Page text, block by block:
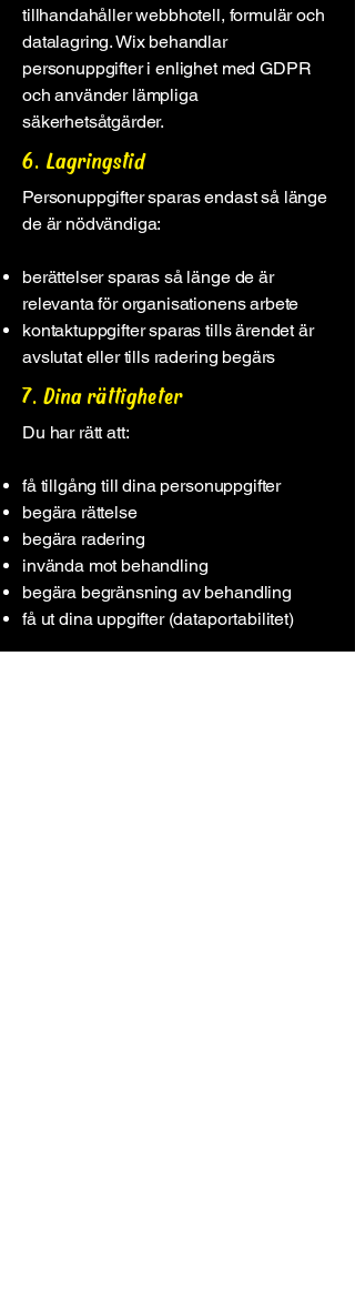
tillhandahåller webbhotell, formulär och
datalagring. Wix behandlar
personuppgifter i enlighet med GDPR
och använder lämpliga
säkerhetsåtgärder.
6. Lagringstid
Personuppgifter sparas endast så länge
de är nödvändiga:
berättelser sparas så länge de är
relevanta för organisationens arbete
kontaktuppgifter sparas tills ärendet är
avslutat eller tills radering begärs
7. Dina rättigheter
Du har rätt att:
få tillgång till dina personuppgifter
begära rättelse
begära radering
invända mot behandling
begära begränsning av behandling
få ut dina uppgifter (dataportabilitet)